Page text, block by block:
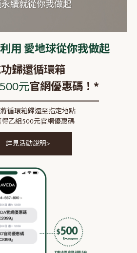
永續就從你我做起
用 愛地球從你我做起
歸還循環箱
500元官網優惠碼！*
循環箱歸還至指定地點
得乙組500元官網優惠碼
詳見活動說明>